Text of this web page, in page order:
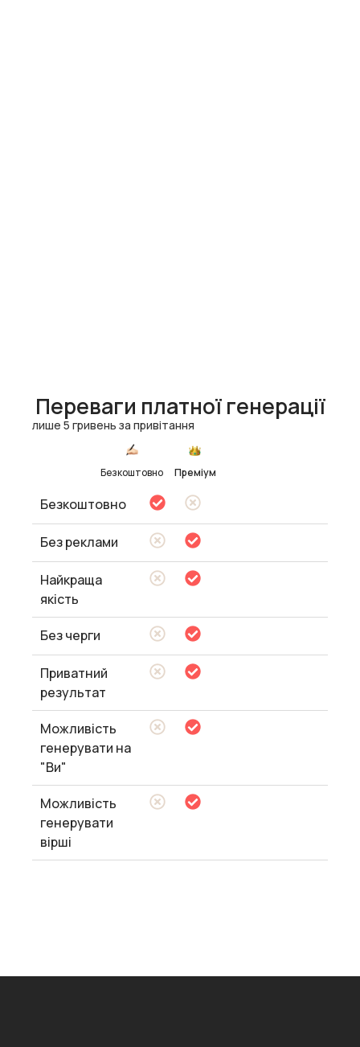
Переваги платної генерації
лише 5 гривень за привітання
Безкоштовно Преміум
Безкоштовно
Без реклами
Найкраща
якість
Без черги
Приватний
результат
Можливість
генерувати на
"Ви"
Можливість
генерувати
вірші